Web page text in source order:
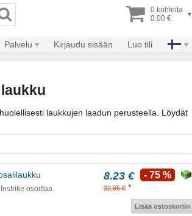
0 kohteita
0.00 €
▾
Palvelu Kirjaudu sisään Luo tili
laukkujen laadun perusteella. Löydät
osoittaa
8.23 €
32.95 € *
- 75 %
Lisää ostoskoriin